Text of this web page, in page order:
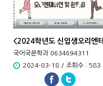
<2024학년도 신입생오리엔테
이..
국어국문학과 0634694311
2024-03-18 / 조회수 : 583